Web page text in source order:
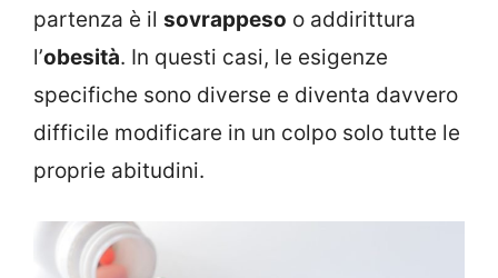
partenza è il sovrappeso o addirittura
l’obesità. In questi casi, le esigenze
specifiche sono diverse e diventa davvero
difficile modificare in un colpo solo tutte le
proprie abitudini.